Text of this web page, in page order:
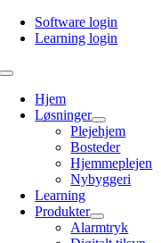
Skip
Software login
Learning login
Toggle
Navigation
Hjem
Løsninger
Plejehjem
Bosteder
Hjemmeplejen
Nybyggeri
Learning
Produkter
Alarmtryk